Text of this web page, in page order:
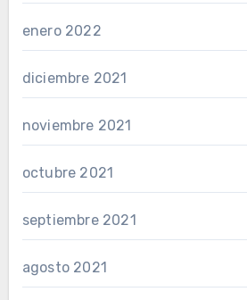
enero 2022
diciembre 2021
noviembre 2021
octubre 2021
septiembre 2021
agosto 2021